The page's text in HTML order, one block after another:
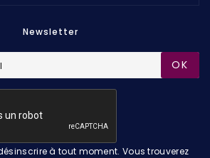
Newsletter
OK
à tout moment. Vous trouverez